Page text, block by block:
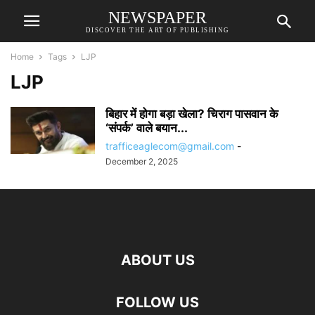
NEWSPAPER
DISCOVER THE ART OF PUBLISHING
Home Tags LJP
LJP
बिहार में होगा बड़ा खेला? चिराग पासवान के
‘संपर्क’ वाले बयान...
trafficeaglecom@gmail.com -
December 2, 2025
ABOUT US
FOLLOW US